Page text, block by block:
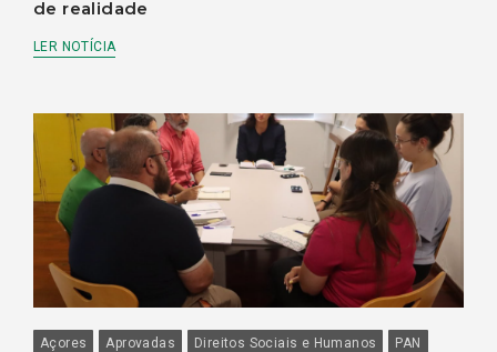
de realidade
LER NOTÍCIA
Açores Aprovadas Direitos Sociais e Humanos
PAN